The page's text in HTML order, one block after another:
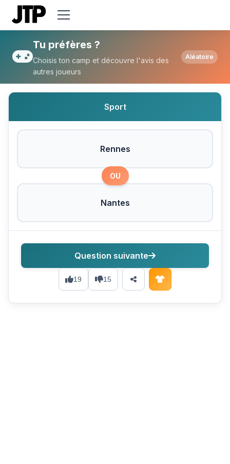
Tu préfères Rennes ou Nantes ?
Tu préfères ?
Choisis ton camp et découvre l'avis des
autres joueurs
Aléatoire
Sport
Rennes
OU
Nantes
19 15
Question suivante